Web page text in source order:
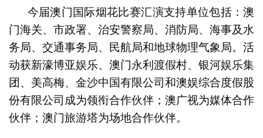
今届澳门国际烟花比赛汇演支持单位包括：澳
门海关、市政署、治安警察局、消防局、海事及水
务局、交通事务局、民航局和地球物理气象局。活
动获新濠博亚娱乐、澳门永利渡假村、银河娱乐集
团、美高梅、金沙中国有限公司和澳娱综合度假股
份有限公司成为领衔合作伙伴；澳广视为媒体合作
伙伴；澳门旅游塔为场地合作伙伴。